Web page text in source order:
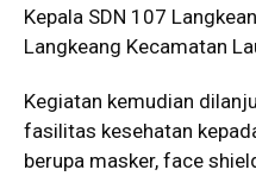
Kepala SDN 107
Langkeang Kecamatan
Kegiatan kemudian
fasilitas kesehatan
berupa masker, face